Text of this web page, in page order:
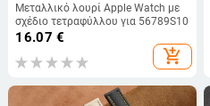
Μεταλλικό λουρί Apple Watch με
σχέδιο τετραφύλλου για 56789S10
16.07 €
add_shopping_cart